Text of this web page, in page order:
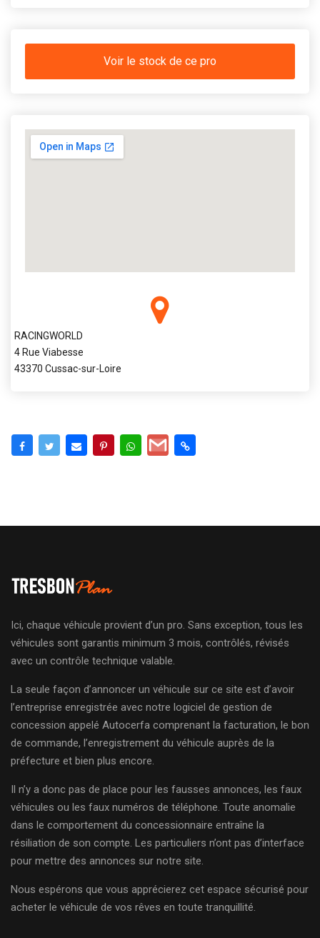
Voir le stock de ce pro
RACINGWORLD
4 Rue Viabesse
43370 Cussac-sur-Loire
Ici, chaque véhicule provient d’un pro. Sans exception, tous les
véhicules sont garantis minimum 3 mois, contrôlés, révisés
avec un contrôle technique valable.
La seule façon d’annoncer un véhicule sur ce site est d’avoir
l’entreprise enregistrée avec notre logiciel de gestion de
concession appelé Autocerfa comprenant la facturation, le bon
de commande, l’enregistrement du véhicule auprès de la
préfecture et bien plus encore.
Il n’y a donc pas de place pour les fausses annonces, les faux
véhicules ou les faux numéros de téléphone. Toute anomalie
dans le comportement du concessionnaire entraîne la
résiliation de son compte. Les particuliers n’ont pas d’interface
pour mettre des annonces sur notre site.
Nous espérons que vous apprécierez cet espace sécurisé pour
acheter le véhicule de vos rêves en toute tranquillité.